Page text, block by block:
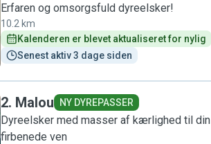
Erfaren og omsorgsfuld dyreelsker!
10.2 km
Kalenderen er blevet aktualiseret for nylig
Senest aktiv 3 dage siden
2. Malou NY DYREPASSER
Dyreelsker med masser af kærlighed til din
firbenede ven